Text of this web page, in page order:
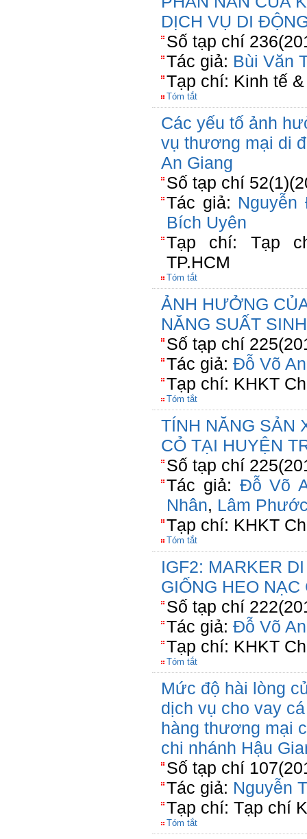
DỊCH VỤ DI
Số tạp chí
Tác giả: Bùi Văn
Tạp chí: Kinh tế
Tóm tắt
Các yếu tố ảnh
vụ thương mại di
An Giang
Số tạp chí
Tác giả: Nguyễn
Bích Uyên
Tạp chí: Tạp
TP.HCM
Tóm tắt
ẢNH HƯỞNG
NĂNG SUẤT
Số tạp chí
Tác giả: Đỗ Võ
Tạp chí: KHKT
Tóm tắt
TÍNH NĂNG SẢN
CỎ TẠI HUYỆN
Số tạp chí
Tác giả: Đỗ Võ
Nhân, Lâm
Tạp chí: KHKT
Tóm tắt
IGF2: MARKER
GIỐNG HEO NẠC
Số tạp chí
Tác giả: Đỗ Võ
Tạp chí: KHKT
Tóm tắt
Mức độ hài lòng
dịch vụ cho vay
hàng thương mại
chi nhánh Hậu
Số tạp chí
Tác giả: Nguyễn
Tạp chí: Tạp chí
Tóm tắt